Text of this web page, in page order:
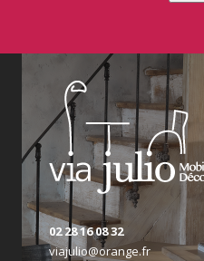
02 28 16 08 32
viajulio@orange.fr